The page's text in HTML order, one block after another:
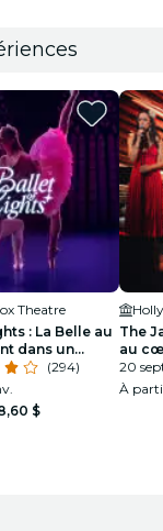
Theatre
: La Belle au
dans un
(294)
$
The
au
20
À